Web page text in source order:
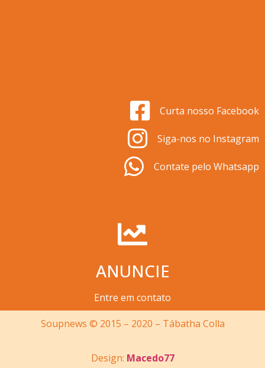
Curta nosso Facebook
Siga-nos no Instagram
Contate pelo Whatsapp
ANUNCIE
Entre em contato
Soupnews © 2015 – 2020 – Tábatha Colla
Design: Macedo77